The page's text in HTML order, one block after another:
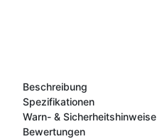
Beschreibung
Spezifikationen
Warn- & Sicherheitshinweise
Bewertungen